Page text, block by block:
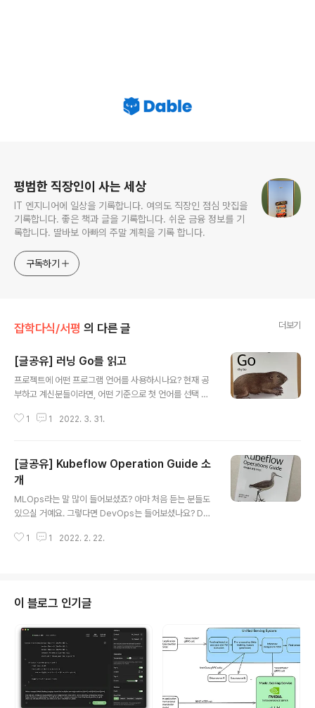
평범한 직장인이 사는 세상
IT 엔지니어에 일상을 기록합니다. 여의도 직장인 점심 맛집을
기록합니다. 좋은 책과 글을 기록합니다. 쉬운 금융 정보를 기
록합니다. 딸바보 아빠의 주말 계획을 기록 합니다.
구독하기
잡학다식/서평 의 다른 글 더보기
[글공유] 러닝 Go를 읽고
프로젝트에 어떤 프로그램 언어를 사용하시나요? 현재 공
부하고 계신분들이라면, 어떤 기준으로 첫 언어를 선택 하
선택하는 기준은 정말 다양할 것입니다. 팀원들에 스킬을
떤 경우가 있을까요? 팀 리더라면, 개발자를 쉽게 구할 수
있는 트렌디한 기술을 선택할 수도 있겠죠? 위에 말씀 드린
내용들은 기술을 검토하고 선정할 때, 모두 중요한 요소이
며, 검토 되어야 할 항목들 임은 틀림 없습니다. 하지만 IT
개발자라면, 무엇보다도 중요하게 생각되는 녀석이 바로
성능일 것 입니다. 적은 비용으로, 최고의 성능을 낼 수 있
1 1 2022. 3. 31.
[글공유] Kubeflow Operation Guide 소
개
MLOps라는 말 많이 들어보셨죠? 아마 처음 듣는 분들도
있으실 거예요. 그렇다면 DevOps는 들어보셨나요? Dev
ps는 MachineLearning과 운영의 합성어 입니다. 인공
속적으로 발전해나가고 있습니다. 소프트웨어 개발과 운영
의 프로세스를 단순화하고 많은 부분이 자동화 함으로써
소프트웨어 애플리케이션 개발 생산성이 엄청나게 올라갔
듯이, 머신러닝 분야에서도 이와 같은 노력이 당연하게 이
루어지고 있습니다. 이런 노력이 결국 MLOps로 모여드는
것이죠. 오늘은 제가 관심을 많이 ..
1 1 2022. 2. 22.
이 블로그 인기글